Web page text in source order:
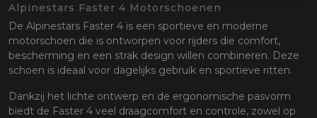
Alpinestars Faster 4 Motorschoenen
De Alpinestars Faster 4 is een sportieve en moderne
motorschoen die is ontworpen voor rijders die comfort,
bescherming en een strak design willen combineren. Deze
schoen is ideaal voor dagelijks gebruik en sportieve ritten.
Dankzij het lichte ontwerp en de ergonomische pasvorm
biedt de Faster 4 veel draagcomfort en controle, zowel op